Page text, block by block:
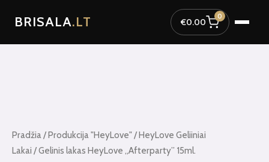
BRISALA.LT €0.00
0
Pradžia/Produkcija "HeyLove"/HeyLove Geliiniai
Lakai / Gelinis lakas HeyLove „Afterparty” 15ml.